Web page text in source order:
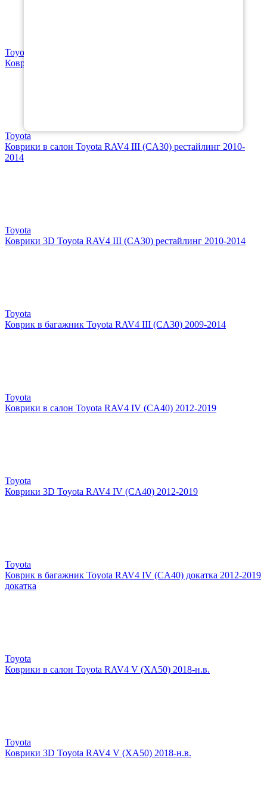
Toyota
Коврик в багажник Toyota RAV4 III (CA30) 2006-2009
Toyota
Коврики в салон Toyota RAV4 III (CA30) рестайлинг 2010-
2014
Toyota
Коврики 3D Toyota RAV4 III (CA30) рестайлинг 2010-2014
Toyota
Коврик в багажник Toyota RAV4 III (CA30) 2009-2014
Toyota
Коврики в салон Toyota RAV4 IV (CA40) 2012-2019
Toyota
Коврики 3D Toyota RAV4 IV (CA40) 2012-2019
Toyota
Коврик в багажник Toyota RAV4 IV (CA40) докатка 2012-2019
докатка
Toyota
Коврики в салон Toyota RAV4 V (XA50) 2018-н.в.
Toyota
Коврики 3D Toyota RAV4 V (XA50) 2018-н.в.